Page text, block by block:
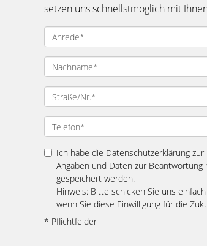
setzen uns schnellstmöglich mit
Ich habe die Datenschutzerklärung zur
Angaben und Daten zur
gespeichert werden.
Hinweis: Bitte schicken Sie uns
wenn Sie diese Einwilligung für die
* Pflichtfelder